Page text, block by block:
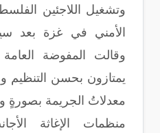
وتشغيل اللاجئين
الأمني في غزة بعد
وقالت المفوضة العامة
يمتازون بحسن التنظيم
معدلاتُ الجريمة بصورةٍ
منظمات الإغاثة